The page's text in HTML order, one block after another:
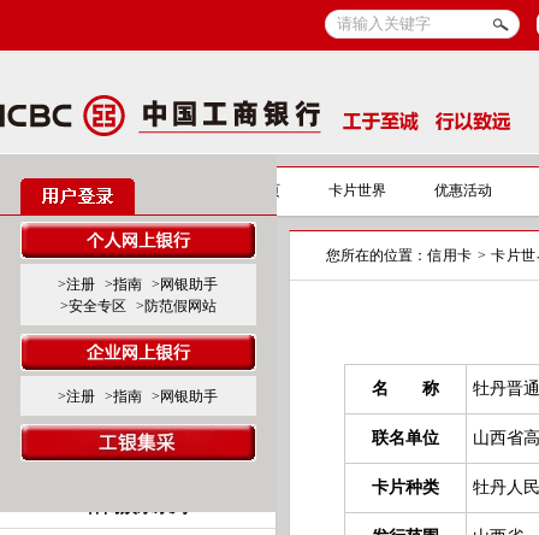
>注册 >指南
>网银助手
>安全专区
>防范假网站
>注册 >指南 >网银助手
信用卡 信用卡首页 卡片世界 优惠活动
标准卡产品系列
标准白金卡
标准金、普卡
联名卡产品系列
商旅服务系列
您所在的位置： 信用卡 > 卡片
名 称 牡丹晋
联名单位 山西省
卡片种类 牡丹人